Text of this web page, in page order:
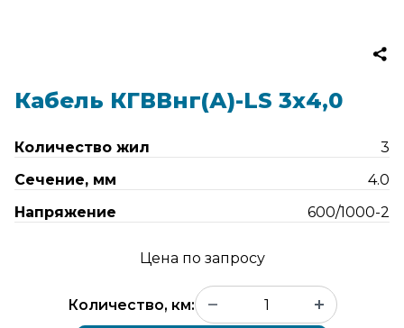
Кабель КГВВнг(А)-LS 3х4,0
Количество жил
3
Сечение, мм
4.0
Напряжение
600/1000-2
Цена по запросу
Количество, км: